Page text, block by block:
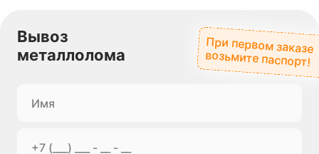
Вывоз
металлолома
При первом заказе
возьмите паспорт!